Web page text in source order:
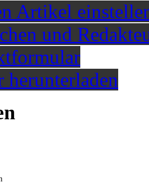
Artikel
und
herunterladen